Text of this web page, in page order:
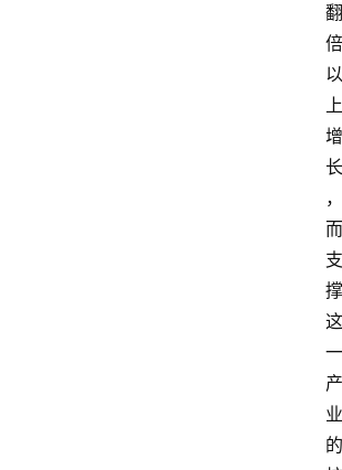
翻
倍
以
上
增
长
，
而
支
撑
这
一
产
业
的